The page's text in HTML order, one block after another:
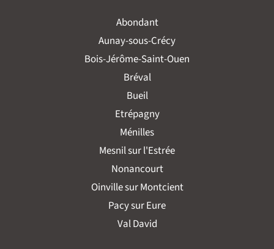
Abondant
Aunay-sous-Crécy
Bois-Jérôme-Saint-Ouen
Bréval
Bueil
Etrépagny
Ménilles
Mesnil sur l'Estrée
Nonancourt
Oinville sur Montcient
Pacy sur Eure
Val David